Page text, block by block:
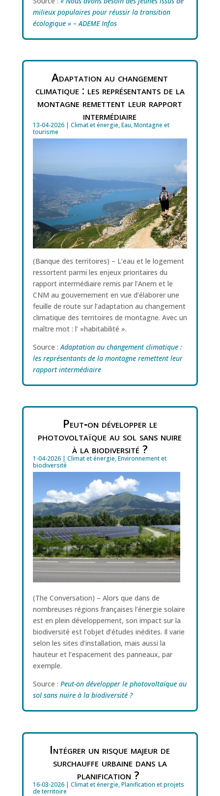
milieux populaires pour réussir la transition
écologique » – ADEME Infos
Adaptation au changement
climatique : les représentants de la
montagne remettent leur rapport
intermédiaire
13-04-2026| Climat et énergie,Eau,Montagne et
tourisme
(Banque des territoires) – L’eau et le logement
ressortent parmi les enjeux prioritaires du
rapport intermédiaire remis par l’Anem et le
CNM au gouvernement en vue d’élaborer une
feuille de route sur l’adaptation au changement
climatique des territoires de montagne. Avec un
maître mot : l’ »habitabilité ».
Source :Adaptation au changement climatique :
les représentants de la montagne remettent leur
rapport intermédiaire
Peut‑on développer le
photovoltaïque au sol sans nuire
à la biodiversité ?
1-04-2026| Climat et énergie,Environnement et
biodiversité
(The Conversation) – Alors que dans de
nombreuses régions françaises l’énergie solaire
est en plein développement, son impact sur la
biodiversité est l’objet d’études inédites. Il varie
selon les sites d’installation, mais aussi la
hauteur et l’espacement des panneaux, par
exemple.
Source : Peut-on développer le photovoltaïque au
sol sans nuire à la biodiversité ?
Intégrer un risque majeur de
surchauffe urbaine dans la
planification ?
16-03-2026| Climat et énergie,Planification et projets
de territoire